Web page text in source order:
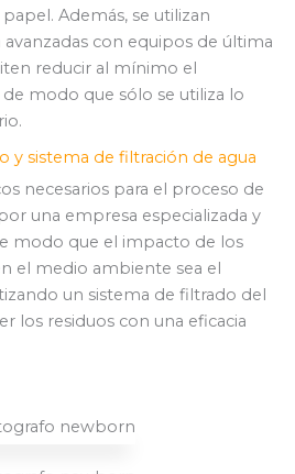
Además, se utilizan
con equipos de última
reducir al mínimo el
modo que sólo se utiliza lo
y sistema de filtración de agua
necesarios para el proceso de
una empresa especializada y
modo que el impacto de los
el medio ambiente sea el
un sistema de filtrado del
los residuos con una eficacia